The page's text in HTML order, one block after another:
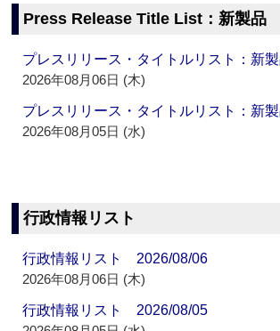
Press Release Title List：新製品
プレスリリース・タイトルリスト：新
2026年08月06日 (木)
プレスリリース・タイトルリスト：新
2026年08月05日 (水)
行政情報リスト
行政情報リスト 2026/08/06
2026年08月06日 (木)
行政情報リスト 2026/08/05